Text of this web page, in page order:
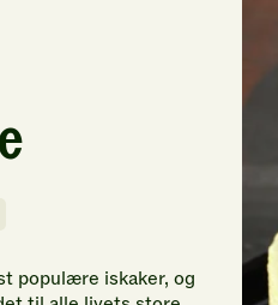
populære iskaker, og